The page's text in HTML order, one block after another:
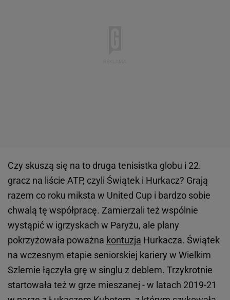
Czy skuszą się na to druga tenisistka globu i 22.
gracz na liście ATP, czyli Świątek i Hurkacz? Grają
razem co roku miksta w United Cup i bardzo sobie
chwalą tę współpracę. Zamierzali też wspólnie
wystąpić w igrzyskach w Paryżu, ale plany
pokrzyżowała poważna kontuzja Hurkacza. Świątek
na wczesnym etapie seniorskiej kariery w Wielkim
Szlemie łączyła grę w singlu z deblem. Trzykrotnie
startowała też w grze mieszanej - w latach 2019-21